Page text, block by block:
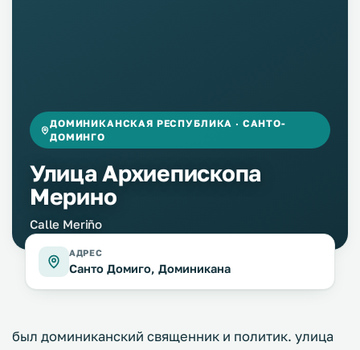
ДОМИНИКАНСКАЯ РЕСПУБЛИКА · САНТО-
ДОМИНГО
Улица Архиепископа
Мерино
Calle Meriño
АДРЕС
Санто Домиго, Доминикана
был доминиканский священник и политик. улица